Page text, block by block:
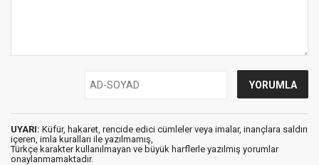
UYARI: Küfür, hakaret, rencide edici cümleler veya imalar, inançlara saldırı
içeren, imla kuralları ile yazılmamış,
Türkçe karakter kullanılmayan ve büyük harflerle yazılmış yorumlar
onaylanmamaktadır.